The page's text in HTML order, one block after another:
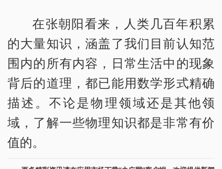
在张朝阳看来，人类几百年积累
的大量知识，涵盖了我们目前认知范
围内的所有内容，日常生活中的现象
背后的道理，都已能用数学形式精确
描述。不论是物理领域还是其他领
域，了解一些物理知识都是非常有价
值的。